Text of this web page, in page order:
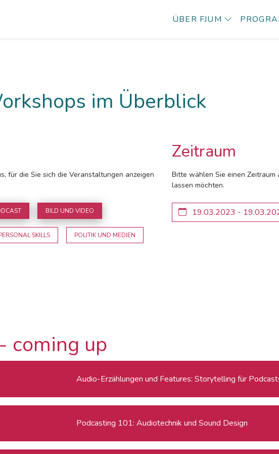
ÜBER FJUM
im Überblick
für die Sie sich die Veranstaltungen anzeigen
BILD UND VIDEO
SKILLS POLITIK UND MEDIEN
Zeitraum
Bitte wählen Sie einen Zeitraum
lassen möchten.
coming up
Audio-Erzählungen und Features: Storytelling für
Podcasting 101: Audiotechnik und Sound Design